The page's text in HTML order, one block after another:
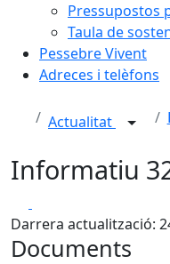
Pressupostos
Taula de
Pessebre Vivent
Adreces i telèfons
Actualitat
Informatiu
Darrera actualització:
Documents